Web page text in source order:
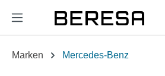
springen
Marken Mercedes-Benz